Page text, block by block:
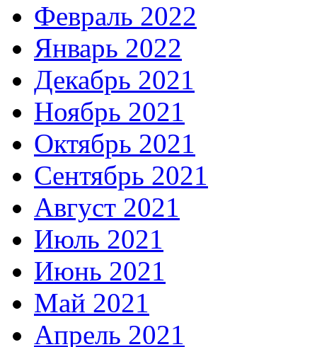
Февраль 2022
Январь 2022
Декабрь 2021
Ноябрь 2021
Октябрь 2021
Сентябрь 2021
Август 2021
Июль 2021
Июнь 2021
Май 2021
Апрель 2021